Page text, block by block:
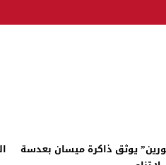
يوثق ذاكرة ميسان بعدسة